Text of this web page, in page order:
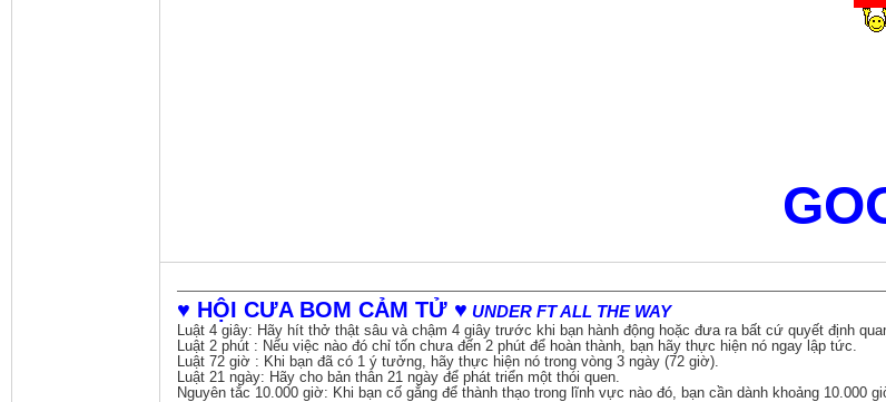
♥ HỘI CƯA BOM CẢM TỬ ♥ UNDER FT ALL THE WAY
Luật 4 giây: Hãy hít thở thật sâu và chậm 4 giây trước khi bạn hành động hoặc đưa ra bất cứ quyết định
Luật 2 phút : Nếu việc nào đó chỉ tốn chưa đến 2 phút để hoàn thành, bạn hãy thực hiện nó ngay lập tức.
Luật 72 giờ : Khi bạn đã có 1 ý tưởng, hãy thực hiện nó trong vòng 3 ngày (72 giờ).
Luật 21 ngày: Hãy cho bản thân 21 ngày để phát triển một thói quen.
Nguyên tắc 10.000 giờ: Khi bạn cố gắng để thành thạo trong lĩnh vực nào đó, bạn cần dành khoảng 10.000